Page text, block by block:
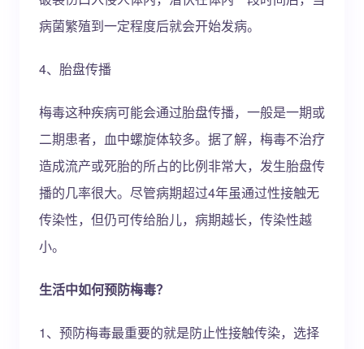
病菌繁殖到一定程度后就会开始发病。
4、胎盘传播
梅毒这种疾病可能会通过胎盘传播，一般是一期或
二期患者，血中螺旋体较多。据了解，梅毒不治疗
造成流产或死胎的所占的比例非常大，发生胎盘传
播的几率很大。尽管病期超过4年虽通过性接触无
传染性，但仍可传给胎儿，病期越长，传染性越
小。
生活中如何预防梅毒？
1、预防梅毒最重要的就是防止性接触传染，选择